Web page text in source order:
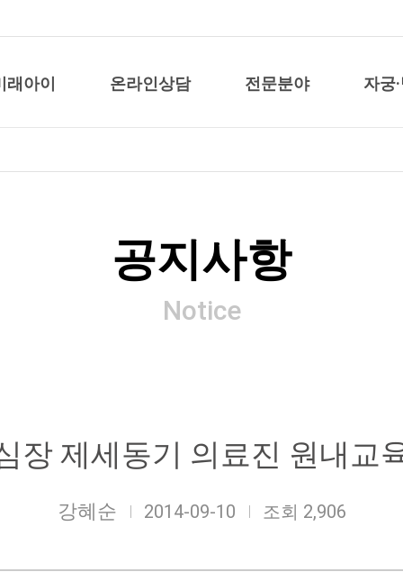
래아이 온라인상담 전문분야 자궁
공지사항
Notice
장 제세동기 의료진 원내교
강혜순 2014-09-10 조회 2,906